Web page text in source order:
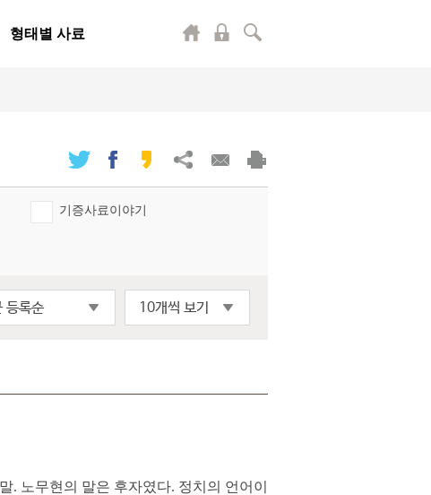
형태별 사료
기증사료이야기
등록순 10개씩 보기
. 노무현의 말은 후자였다. 정치의 언어이